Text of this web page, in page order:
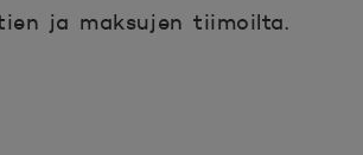
ja maksujen tiimoilta.